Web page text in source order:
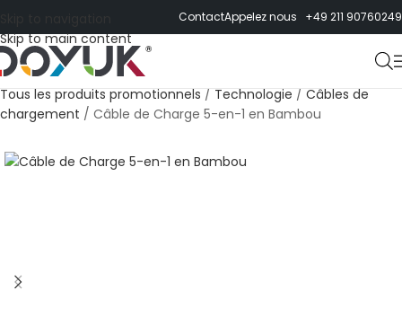
Skip to main content
ContactAppelez nous +49 211 90760249
Tous les produits promotionnels / Technologie / Câbles de
chargement / Câble de Charge 5-en-1 en Bambou